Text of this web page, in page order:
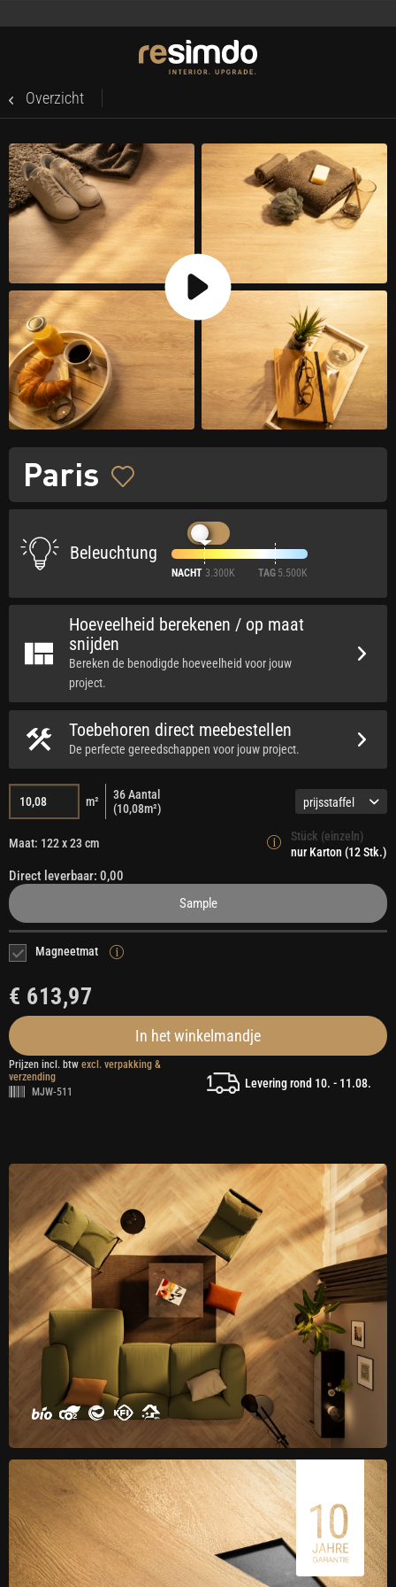
Overzicht
Paris
Beleuchtung
NACHT 3.300K TAG 5.500K
Hoeveelheid berekenen / op maat
snijden
Bereken de benodigde hoeveelheid voor jouw
project.
Toebehoren direct meebestellen
De perfecte gereedschappen voor jouw project.
m² 36Aantal
(10,08m²) prijsstaffel
Maat: 122 x 23 cm
Stück (einzeln)
nur Karton (12 Stk.)
Direct leverbaar: 0,00
Sample
Magneetmat
€ 613,97
In het winkelmandje
Prijzen incl. btw excl. verpakking &
verzending
MJW-511
Levering rond 10. - 11.08.